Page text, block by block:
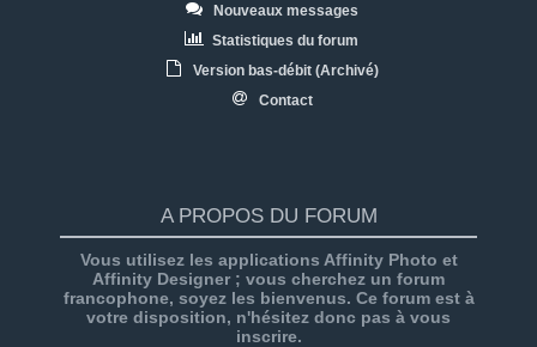
Nouveaux messages
Statistiques du forum
Version bas-débit (Archivé)
Contact
A PROPOS DU FORUM
Vous utilisez les applications Affinity Photo et
Affinity Designer ; vous cherchez un forum
francophone, soyez les bienvenus. Ce forum est à
votre disposition, n'hésitez donc pas à vous
inscrire.